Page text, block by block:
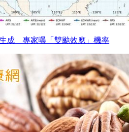
成 專家曝「雙颱效應」機率